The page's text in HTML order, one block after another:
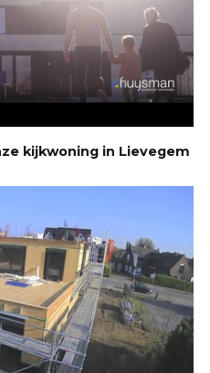
kijkwoning in Lievegem